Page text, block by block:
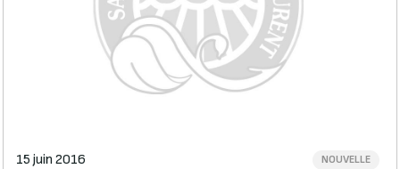
15 juin 2016 NOUVELLE